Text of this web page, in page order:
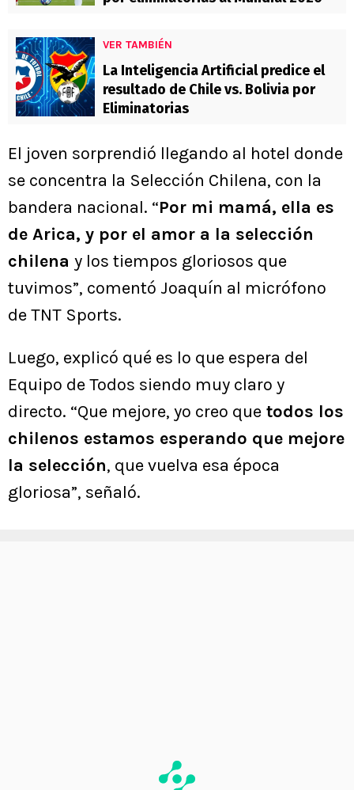
VER TAMBIÉN
La Inteligencia Artificial predice el
resultado de Chile vs. Bolivia por
Eliminatorias
El joven sorprendió llegando al hotel donde
se concentra la Selección Chilena, con la
bandera nacional. “Por mi mamá, ella es
de Arica, y por el amor a la selección
chilena y los tiempos gloriosos que
tuvimos”, comentó Joaquín al micrófono
de TNT Sports.
Luego, explicó qué es lo que espera del
Equipo de Todos siendo muy claro y
directo. “Que mejore, yo creo que todos los
chilenos estamos esperando que mejore
la selección, que vuelva esa época
gloriosa”, señaló.